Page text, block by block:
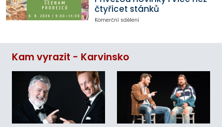
čtyřicet stánků
Komerční sdělení
Kam vyrazit - Karvinsko